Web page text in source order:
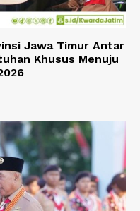
Jawa Timur Antar
Khusus Menuju